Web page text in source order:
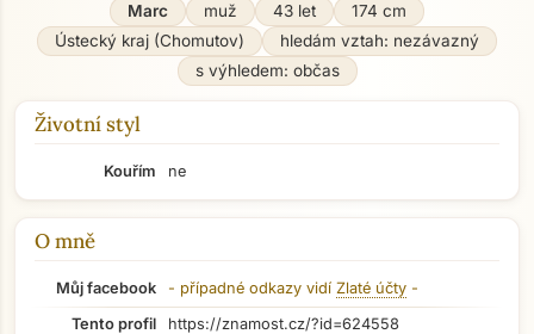
Marc muž 43 let
174 cm
Ústecký kraj (Chomutov)
hledám vztah: nezávazný
s výhledem: občas
Životní styl
Kouřím ne
O mně
Můj facebook - případné odkazy vidí Zlaté účty -
Tento profil
https://znamost.cz/?id=624558